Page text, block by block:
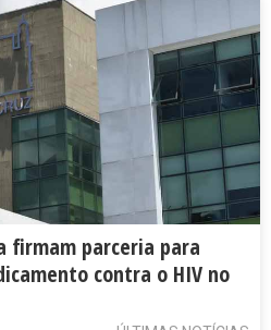
firmam parceria para
contra o HIV no